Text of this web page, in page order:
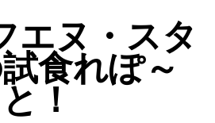
エヌ・スタ
食れぽ～
と！